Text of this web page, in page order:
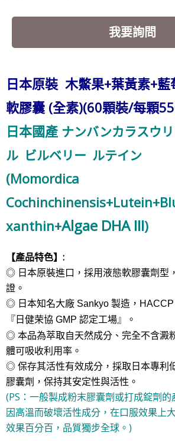
我要詢問
日本原裝 木鱉果+葉黃素+藍
軟膠囊 (全素)(60顆裝/每顆
日本國產 ナンバンカラスウ
ル ビルベリー ルテイン
(Momordica
Cochinchinensis+Lutein
xanthin+Algae DHA III)
【產品特色】 :
◎ 日本原裝進口，採用液態軟膠囊劑型
證。
◎ 日本知名大廠 Sankyo 製造， HACCP
『日健荣協 GMP 認定工場』。
◎ 本品為萃取自天然成分、完全不含澱
體可吸收利用率。
◎ 保存其活性有效成分，採取日本專利
膠囊劑，保持其安定性與活性。
(PS：一般製成粉末膠囊劑或打成錠劑
因高溫而破壞活性成分，在口服效果上
效果百分百，品質獨步全球。)